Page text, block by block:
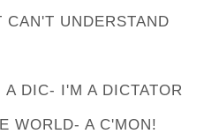
UNDERSTAND
DIC- I'M A DICTATOR
WORLD- A C'MON!